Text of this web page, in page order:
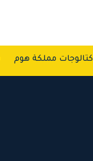
كتالوجات مملكة هوم